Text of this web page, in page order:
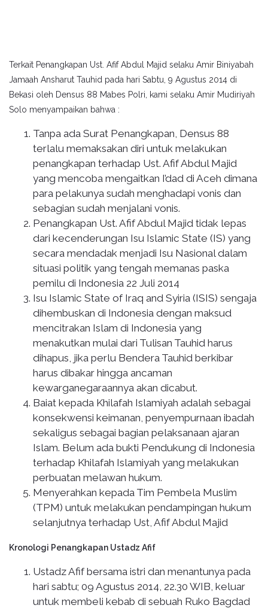
Terkait Penangkapan Ust. Afif Abdul Majid selaku Amir Biniyabah
Jamaah Ansharut Tauhid pada hari Sabtu, 9 Agustus 2014 di
Bekasi oleh Densus 88 Mabes Polri, kami selaku Amir Mudiriyah
Solo menyampaikan bahwa :
Tanpa ada Surat Penangkapan, Densus 88
terlalu memaksakan diri untuk melakukan
penangkapan terhadap Ust. Afif Abdul Majid
yang mencoba mengaitkan I’dad di Aceh dimana
para pelakunya sudah menghadapi vonis dan
sebagian sudah menjalani vonis.
Penangkapan Ust. Afif Abdul Majid tidak lepas
dari kecenderungan Isu Islamic State (IS) yang
secara mendadak menjadi Isu Nasional dalam
situasi politik yang tengah memanas paska
pemilu di Indonesia 22 Juli 2014
Isu Islamic State of Iraq and Syiria (ISIS) sengaja
dihembuskan di Indonesia dengan maksud
mencitrakan Islam di Indonesia yang
menakutkan mulai dari Tulisan Tauhid harus
dihapus, jika perlu Bendera Tauhid berkibar
harus dibakar hingga ancaman
kewarganegaraannya akan dicabut.
Baiat kepada Khilafah Islamiyah adalah sebagai
konsekwensi keimanan, penyempurnaan ibadah
sekaligus sebagai bagian pelaksanaan ajaran
Islam. Belum ada bukti Pendukung di Indonesia
terhadap Khilafah Islamiyah yang melakukan
perbuatan melawan hukum.
Menyerahkan kepada Tim Pembela Muslim
(TPM) untuk melakukan pendampingan hukum
selanjutnya terhadap Ust, Afif Abdul Majid
Kronologi Penangkapan Ustadz Afif
Ustadz Afif bersama istri dan menantunya pada
hari sabtu; 09 Agustus 2014, 22.30 WIB, keluar
untuk membeli kebab di sebuah Ruko Bagdad